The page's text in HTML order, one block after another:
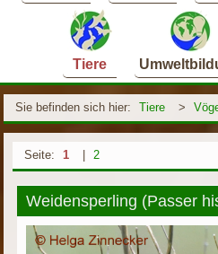
Tiere
Sie befinden sich hier: Tiere >
Seite: 1 | 2
Weidensperling (Passer